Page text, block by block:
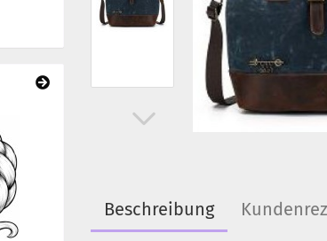
Beschreibung